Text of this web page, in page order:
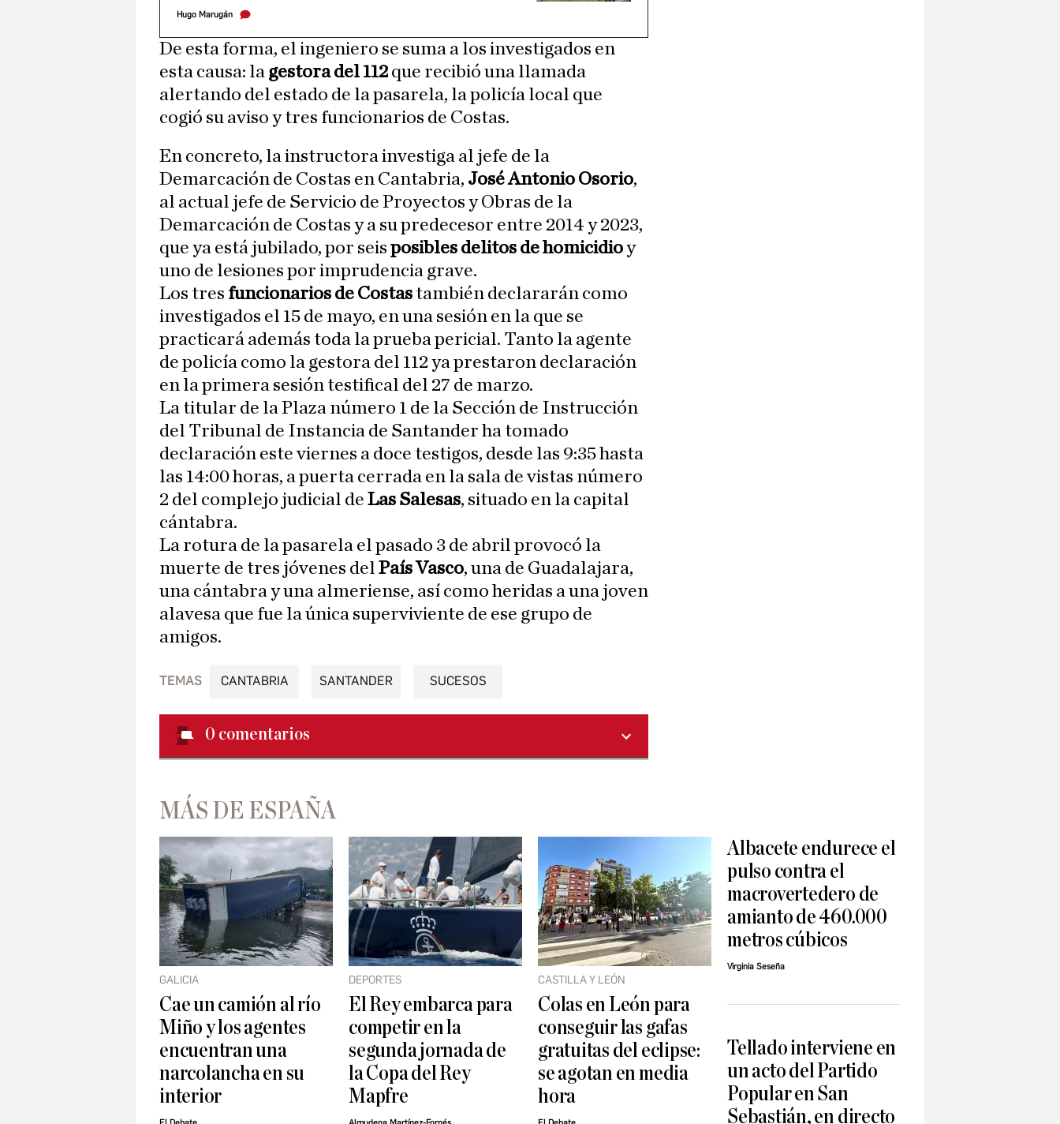
Hugo Marugán
De esta forma, el ingeniero se suma a los investigados en
esta causa: la gestora del 112 que recibió una llamada
alertando del estado de la pasarela, la policía local que
cogió su aviso y tres funcionarios de Costas.
En concreto, la instructora investiga al jefe de la
Demarcación de Costas en Cantabria, José Antonio Osorio,
al actual jefe de Servicio de Proyectos y Obras de la
Demarcación de Costas y a su predecesor entre 2014 y 2023,
que ya está jubilado, por seis posibles delitos de homicidioy
uno de lesiones por imprudencia grave.
Los tres funcionarios de Costas también declararán como
investigados el 15 de mayo, en una sesión en la que se
practicará además toda la prueba pericial. Tanto la agente
de policía como la gestora del 112 ya prestaron declaración
en la primera sesión testifical del 27 de marzo.
La titular de la Plaza número 1 de la Sección de Instrucción
del Tribunal de Instancia de Santander ha tomado
declaración este viernes a doce testigos, desde las 9:35 hasta
las 14:00 horas, a puerta cerrada en la sala de vistas número
2 del complejo judicial de Las Salesas, situado en la capital
cántabra.
La rotura de la pasarela el pasado 3 de abril provocó la
muerte de tres jóvenes del País Vasco, una de Guadalajara,
una cántabra y una almeriense, así como heridas a una joven
alavesa que fue la única superviviente de ese grupo de
amigos.
TEMAS CANTABRIA SANTANDER SUCESOS
0 comentarios
MÁS DE ESPAÑA
GALICIA
Cae un camión al río
Miño y los agentes
encuentran una
narcolancha en su
interior
DEPORTES
El Rey embarca para
competir en la
segunda jornada de
la Copa del Rey
Mapfre
CASTILLA Y LEÓN
Colas en León para
conseguir las gafas
gratuitas del eclipse:
se agotan en media
hora
Albacete endurece el
pulso contra el
macrovertedero de
amianto de 460.000
metros cúbicos
Virginia Seseña
Tellado interviene en
un acto del Partido
Popular en San
Sebastián, en directo